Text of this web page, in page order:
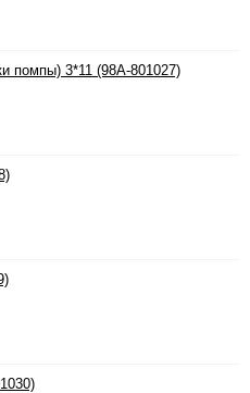
помпы) 3*11 (98A-801027)